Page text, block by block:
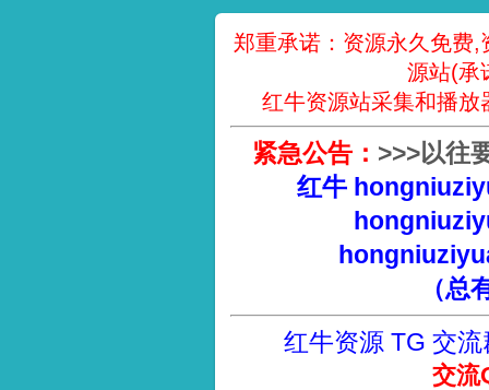
郑重承诺：资源永久免费
源站(承
红牛资源站采集和播放
紧急公告： >>>以往
红牛
（总
红牛资源 TG 交流
交流